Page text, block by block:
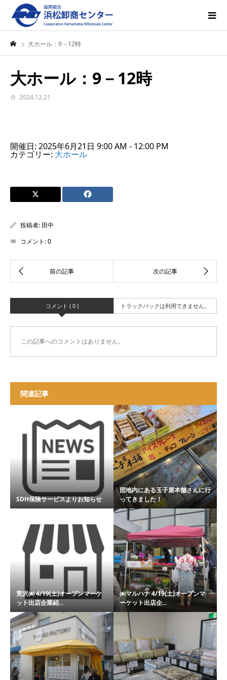
大ホール：9－12時
大ホール：9－12時
2024.12.21
開催日: 2025年6月21日 9:00 AM - 12:00 PM
カテゴリー: 大ホール
投稿者: 田中
コメント:0
コメント ( 0 ) トラックバックは利用できません。
この記事へのコメントはありません。
関連記事
SDH保険サービスよりお知らせ
団地内にある玉子屋本舗さんに行
ってきました！
荒沢㈱ 4/19(土)オープンマーケ
ット出店企業紹...
㈱マルハナ 4/19(土)オープンマ
ーケット出店企...